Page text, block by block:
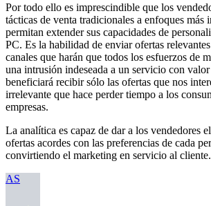
Por todo ello es imprescindible que los
tácticas de venta tradicionales a enfoques más
permitan extender sus capacidades de
PC. Es la habilidad de enviar ofertas
canales que harán que todos los esfuerzos de
una intrusión indeseada a un servicio con
beneficiará recibir sólo las ofertas que nos
irrelevante que hace perder tiempo a los
empresas.
La analítica es capaz de dar a los vendedores
ofertas acordes con las preferencias de cada
convirtiendo el marketing en servicio al cliente.
AS